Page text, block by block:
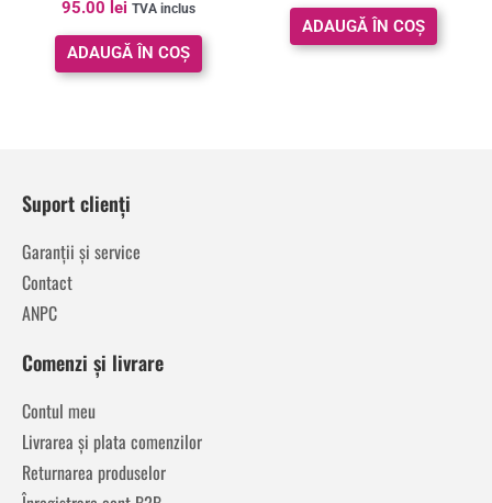
4.00
din 5
95.00 lei TVA inclus
ADAUGĂ ÎN COȘ
ADAUGĂ ÎN COȘ
Suport clienți
Garanții și service
Contact
ANPC
Comenzi și livrare
Contul meu
Livrarea și plata comenzilor
Returnarea produselor